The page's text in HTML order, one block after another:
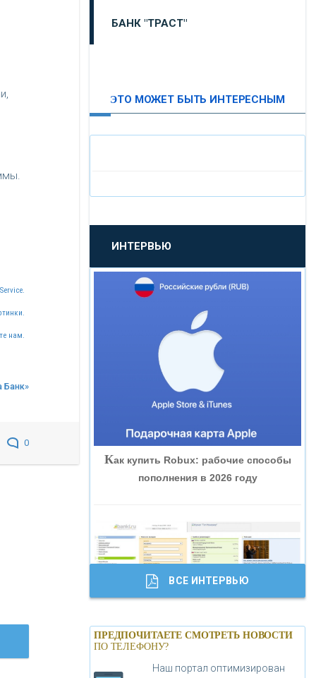
нам.
Банк»
0
БАНК "ТРАСТ"
«ПРОМСВЯЗЬБАНК»
«НОВИКОМБАНК»
«СМП БАНК»
«ВНЕШПРОМБАНК»
«БАНК ГЛОБЭКС»
«ТРАСТ»
«ГАЗПРОМБАНК»
«МОСКОВСКИЙ КРЕДИТНЫЙ
БАНК»
ЭТО МОЖЕТ БЫТЬ ИНТЕРЕСНЫМ
ИНТЕРВЬЮ
Как купить Robux: рабочие способы
пополнения в 2026 году
Банки.ру обновил логотип впервые за
19 лет - «Лента новостей»
ВСЕ ИНТЕРВЬЮ
ПРЕДПОЧИТАЕТЕ СМОТРЕТЬ НОВОСТИ
ПО ТЕЛЕФОНУ?
Наш портал оптимизирован